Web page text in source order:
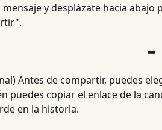
mensaje y desplázate hacia
➡️
Antes de compartir, puedes
puedes copiar el enlace de la
en la historia.